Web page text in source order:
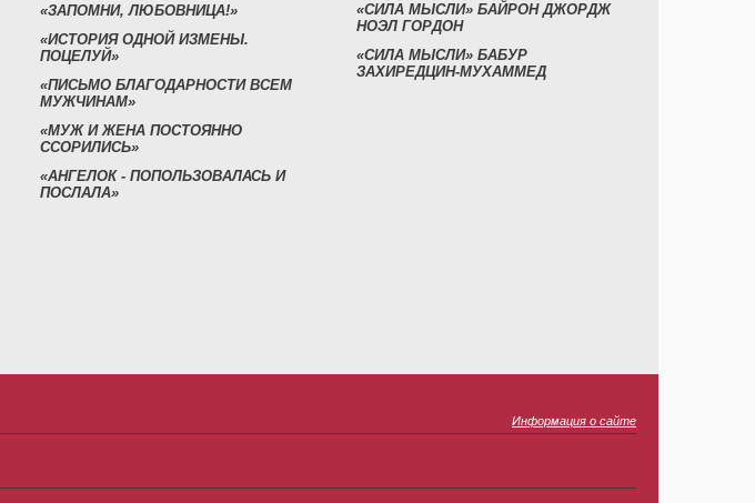
«ЗАПОМНИ, ЛЮБОВНИЦА!»
«ИСТОРИЯ ОДНОЙ ИЗМЕНЫ.
ПОЦЕЛУЙ»
«ПИСЬМО БЛАГОДАРНОСТИ ВСЕМ
МУЖЧИНАМ»
«МУЖ И ЖЕНА ПОСТОЯННО
ССОРИЛИСЬ»
«АНГЕЛОК - ПОПОЛЬЗОВАЛАСЬ И
ПОСЛАЛА»
«СИЛА МЫСЛИ» БАЙРОН ДЖОРДЖ
НОЭЛ ГОРДОН
«СИЛА МЫСЛИ» БАБУР
ЗАХИРЕДЦИН-МУХАММЕД
Информация о сайте